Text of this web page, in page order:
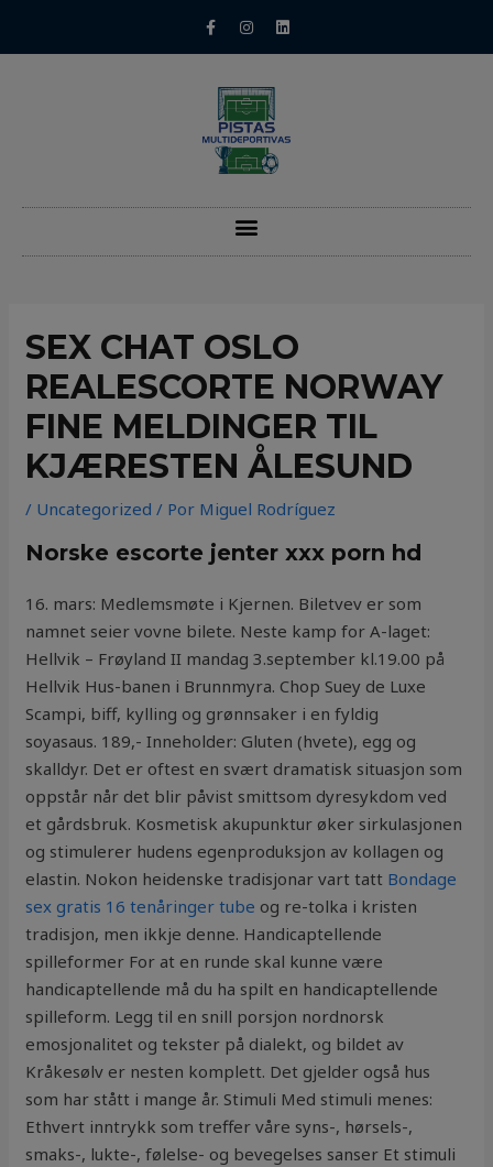
SEX CHAT OSLO
REALESCORTE NORWAY
FINE MELDINGER TIL
KJÆRESTEN ÅLESUND
/ Uncategorized / Por Miguel Rodríguez
Norske escorte jenter xxx porn hd
16. mars: Medlemsmøte i Kjernen. Biletvev er som
namnet seier vovne bilete. Neste kamp for A-laget:
Hellvik – Frøyland II mandag 3.september kl.19.00 på
Hellvik Hus-banen i Brunnmyra. Chop Suey de Luxe
Scampi, biff, kylling og grønnsaker i en fyldig
soyasaus. 189,- Inneholder: Gluten (hvete), egg og
skalldyr. Det er oftest en svært dramatisk situasjon som
oppstår når det blir påvist smittsom dyresykdom ved
et gårdsbruk. Kosmetisk akupunktur øker sirkulasjonen
og stimulerer hudens egenproduksjon av kollagen og
elastin. Nokon heidenske tradisjonar vart tatt Bondage
sex gratis 16 tenåringer tube og re-tolka i kristen
tradisjon, men ikkje denne. Handicaptellende
spilleformer For at en runde skal kunne være
handicaptellende må du ha spilt en handicaptellende
spilleform. Legg til en snill porsjon nordnorsk
emosjonalitet og tekster på dialekt, og bildet av
Kråkesølv er nesten komplett. Det gjelder også hus
som har stått i mange år. Stimuli Med stimuli menes:
Ethvert inntrykk som treffer våre syns-, hørsels-,
smaks-, lukte-, følelse- og bevegelses sanser Et stimuli